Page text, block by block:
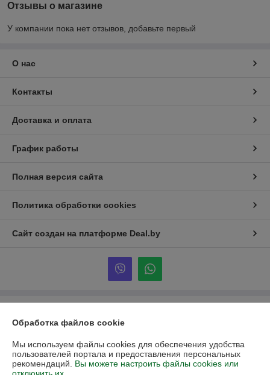
Отзывы о магазине
У компании пока нет отзывов, добавьте первый
О нас
Контакты
Доставка и оплата
График работы
Полная версия сайта
Политика обработки cookies
Сайт создан на платформе Deal.by
220118, г. Минск, ул. Кабушкина, 34, пом. 17
Регистрационный номер ЕГР: 193966842
Обработка файлов cookie
Мы используем файлы cookies для обеспечения удобства
пользователей портала и предоставления персональных
рекомендаций. Вы можете настроить файлы cookies или